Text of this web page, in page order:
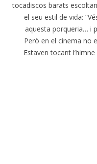
tocadiscos barats
el seu estil de vida:
aquesta porqueria… i
Però en el cinema no
Estaven tocant